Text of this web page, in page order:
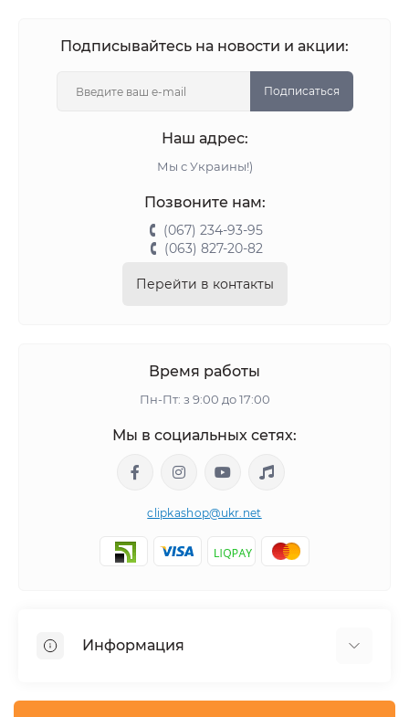
Подписывайтесь на новости и акции:
Подписаться
Наш адрес:
Мы с Украины!)
Позвоните нам:
(067) 234-93-95
(063) 827-20-82
Перейти в контакты
Время работы
Пн-Пт: з 9:00 до 17:00
Мы в социальных сетях:
clipkashop@ukr.net
Информация